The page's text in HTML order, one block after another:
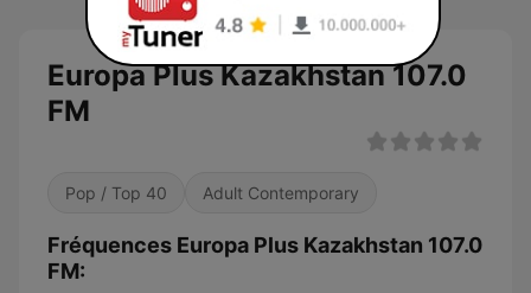
Europa Plus Kazakhstan 107.0
FM
Pop / Top 40 Adult Contemporary
Fréquences Europa Plus Kazakhstan 107.0
FM: